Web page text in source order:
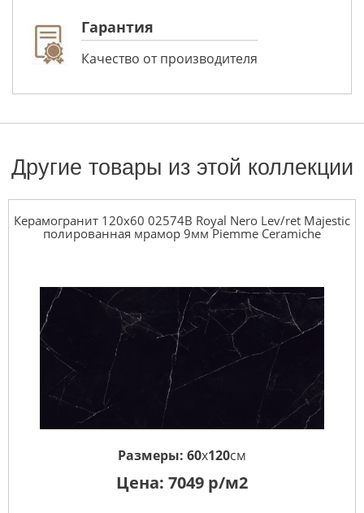
Гарантия
Качество от производителя
Другие товары из этой коллекции
Керамогранит 120x60 02574B Royal Nero Lev/ret Majestic
полированная мрамор 9мм Piemme Ceramiche
Размеры: 60x120см
Цена: 7049 р/м2